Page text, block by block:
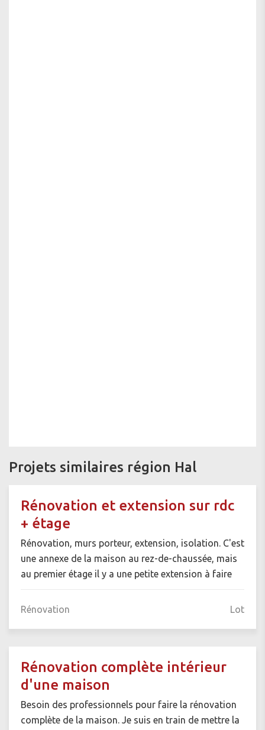
Projets similaires région Hal
Rénovation et extension sur rdc
+ étage
Rénovation, murs porteur, extension, isolation. C'est
une annexe de la maison au rez-de-chaussée, mais
au premier étage il y a une petite extension à faire
Rénovation Lot
Rénovation complète intérieur
d'une maison
Besoin des professionnels pour faire la rénovation
complète de la maison. Je suis en train de mettre la